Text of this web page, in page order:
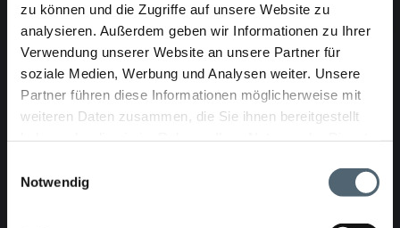
zu können und die Zugriffe auf unsere Website zu
analysieren. Außerdem geben wir Informationen zu Ihrer
Verwendung unserer Website an unsere Partner für
soziale Medien, Werbung und Analysen weiter. Unsere
Partner führen diese Informationen möglicherweise mit
weiteren Daten zusammen, die Sie ihnen bereitgestellt
Notwendig
8 x 400 W, 8 x 600 W
The nominal diameter to be rehabilitated is achieved with
the aid of appropriate wheel extensions
can also be extended to egg profiles for DN 300 / 450 to
DN 400 / 600
For this purpose 16 "crosses" are required, which are